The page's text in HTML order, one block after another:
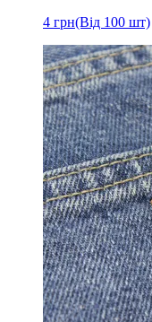
4 грн(Від 100 шт)